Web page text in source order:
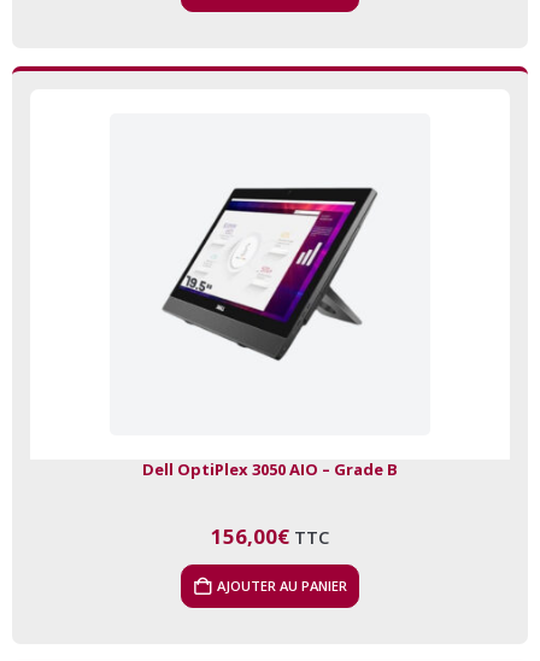
Dell OptiPlex 3050 AIO – Grade B
156,00€ TTC
AJOUTER AU PANIER